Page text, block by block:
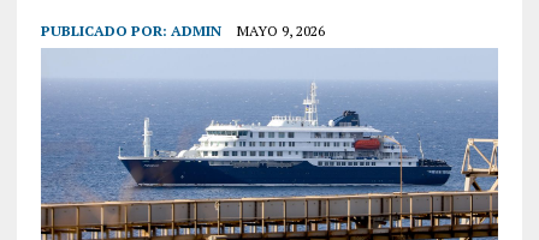
PUBLICADO POR: ADMIN MAYO 9, 2026